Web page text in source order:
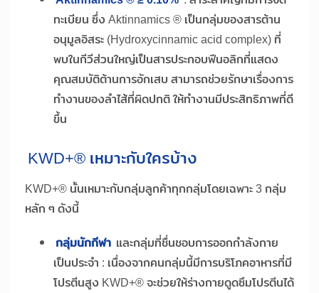
ทะเบียน ซึ่ง Aktinnamics ® เป็นกลุ่มของสารต้าน
อนุมูลอิสระ (Hydroxycinnamic acid complex) ที่
พบในกีวีส่วนใหญ่เป็นสารประกอบฟีนอลิกที่แสดง
คุณสมบัติต้านการอักเสบ สามารถช่วยรักษาเรื่องการ
ทำงานของลำไส้ที่ผิดปกติ ให้ทำงานมีประสิทธิภาพที่ดี
ขึ้น
KWD+® เหมาะกับใครบ้าง
KWD+® นั้นเหมาะกับกลุ่มลูกค้าทุกกลุ่มโดยเฉพาะ 3 กลุ่ม
หลัก ๆ ดังนี้
กลุ่มนักกีฬา และกลุ่มที่ชื่นชอบการออกกำลังกาย
เป็นประจำ : เนื่องจากคนกลุ่มนี้มีการบริโภคอาหารที่มี
โปรตีนสูง KWD+® จะช่วยให้ร่างกายดูดซึมโปรตีนได้